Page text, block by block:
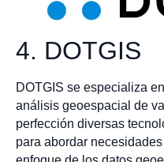
4. DOTGIS
DOTGIS se especializa
análisis geoespacial de
perfección diversas
para abordar